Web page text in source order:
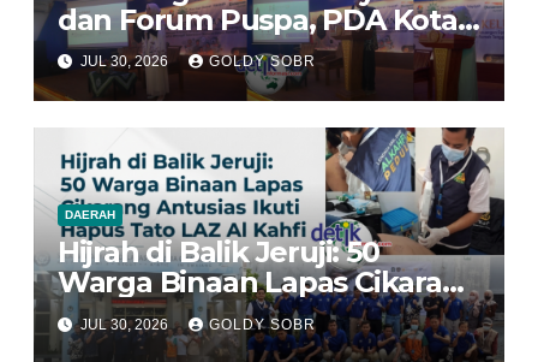
dan Forum Puspa, PDA Kota
Bekasi Dorong Perempuan
Jadi Pengelola Ekonomi
Keluarga yang Tangguh
JUL 30, 2026 GOLDY SOBR
DAERAH
Hijrah di Balik Jeruji: 50
Warga Binaan Lapas Cikarang
Antusias Ikuti Program Hapus
Tato LAZ Al Kahfi
JUL 30, 2026 GOLDY SOBR